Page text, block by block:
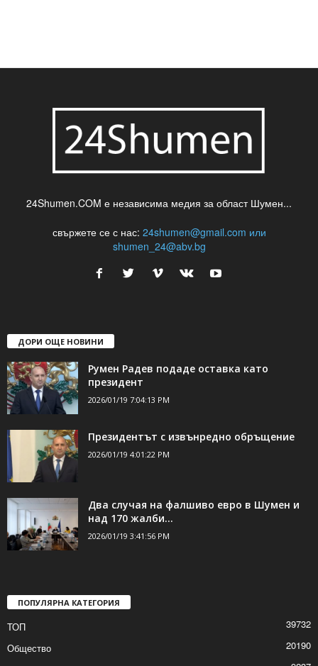
24Shumen.COM е независима медия за област Шумен...
свържете се с нас: 24shumen@gmail.com или
shumen_24@abv.bg
ДОРИ ОЩЕ НОВИНИ
Румен Радев подаде оставка като
президент
2026/01/19 7:04:13 PM
Президентът с извънредно обръщение
2026/01/19 4:01:22 PM
Два случая на фалшиво евро в Шумен и
над 170 жалби...
2026/01/19 3:41:56 PM
ПОПУЛЯРНА КАТЕГОРИЯ
ТОП
39732
Общество
20190